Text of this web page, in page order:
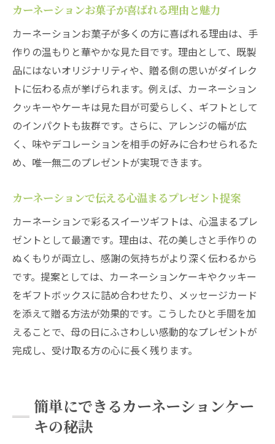
カーネーションお菓子が喜ばれる理由と魅力
カーネーションお菓子が多くの方に喜ばれる理由は、手
作りの温もりと華やかな見た目です。理由として、既製
品にはないオリジナリティや、贈る側の思いがダイレク
トに伝わる点が挙げられます。例えば、カーネーション
クッキーやケーキは見た目が可愛らしく、ギフトとして
のインパクトも抜群です。さらに、アレンジの幅が広
く、味やデコレーションを相手の好みに合わせられるた
め、唯一無二のプレゼントが実現できます。
カーネーションで伝える心温まるプレゼント提案
カーネーションで彩るスイーツギフトは、心温まるプレ
ゼントとして最適です。理由は、花の美しさと手作りの
ぬくもりが両立し、感謝の気持ちがより深く伝わるから
です。提案としては、カーネーションケーキやクッキー
をギフトボックスに詰め合わせたり、メッセージカード
を添えて贈る方法が効果的です。こうしたひと手間を加
えることで、母の日にふさわしい感動的なプレゼントが
完成し、受け取る方の心に長く残ります。
簡単にできるカーネーションケー
キの秘訣